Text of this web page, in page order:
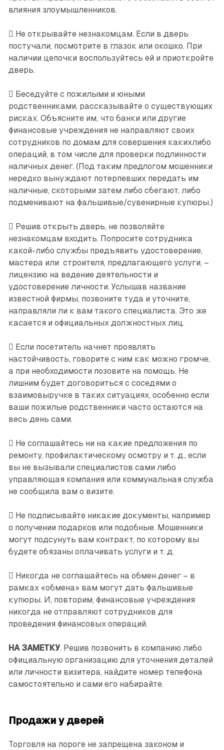
влияния злоумышленников.
 Не открывайте незнакомцам. Если в дверь
постучали, посмотрите в глазок или окошко. При
наличии цепочки воспользуйтесь ей и приоткройте
дверь.
 Беседуйте с пожилыми и юными
родственниками, рассказывайте о существующих
рисках. Объясните им, что банки или другие
финансовые учреждения не направляют своих
сотрудников по домам для совершения какихлибо
операций, в том числе для проверки подлинности
наличных денег. (Под таким предлогом мошенники
нередко вынуждают потерпевших передать им
наличные, скоторыми затем либо сбегают, либо
подменивают на фальшивые/сувенирные купюры.)
 Решив открыть дверь, не позволяйте
незнакомцам входить. Попросите сотрудника
какой-либо службы предъявить удостоверение,
мастера или строителя, предлагающего услуги, –
лицензию на ведение деятельности и
удостоверение личности. Услышав название
известной фирмы, позвоните туда и уточните,
направляли ли к вам такого специалиста. Это же
касается и официальных должностных лиц.
 Если посетитель начнет проявлять
настойчивость, говорите с ним как можно громче,
а при необходимости позовите на помощь. Не
лишним будет договориться с соседями о
взаимовыручке в таких ситуациях, особенно если
ваши пожилые родственники часто остаются на
весь день сами.
 Не соглашайтесь ни на какие предложения по
ремонту, профилактическому осмотру и т. д., если
вы не вызывали специалистов сами либо
управляющая компания или коммунальная служба
не сообщила вам о визите.
 Не подписывайте никакие документы, например
о получении подарков или подобные. Мошенники
могут подсунуть вам контракт, по которому вы
будете обязаны оплачивать услуги и т. д.
 Никогда не соглашайтесь на обмен денег – в
рамках «обмена» вам могут дать фальшивые
купюры. И, повторим, финансовые учреждения
никогда не отправляют сотрудников для
проведения финансовых операций.
НА ЗАМЕТКУ. Решив позвонить в компанию либо
официальную организацию для уточнения деталей
или личности визитера, найдите номер телефона
самостоятельно и сами его набирайте.
Продажи у дверей
Торговля на пороге не запрещена законом и